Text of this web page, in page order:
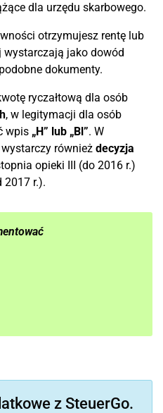
dla urzędu skarbowego.
otrzymujesz rentę lub
wystarczają jako dowód
dokumenty.
ryczałtową dla osób
, w legitymacji dla osób
wpis „H” lub „Bl”. W
również decyzja
opieki III (do 2016 r.)
2017 r.).
z SteuerGo.